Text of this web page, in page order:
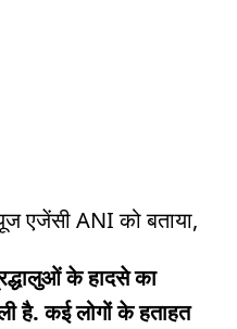
एजेंसी ANI को बताया,
के हादसे का
है. कई लोगों के हताहत